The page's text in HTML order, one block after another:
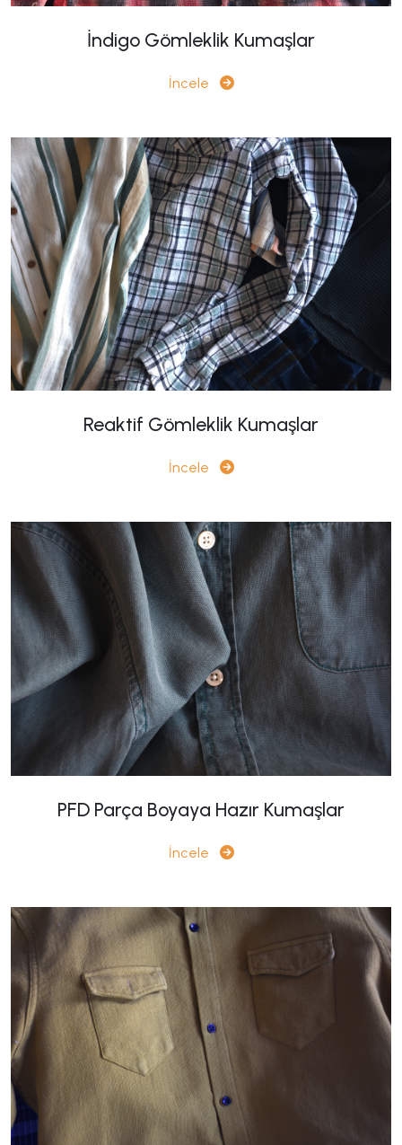
İndigo Gömleklik Kumaşlar
İncele
Reaktif Gömleklik Kumaşlar
İncele
PFD Parça Boyaya Hazır Kumaşlar
İncele